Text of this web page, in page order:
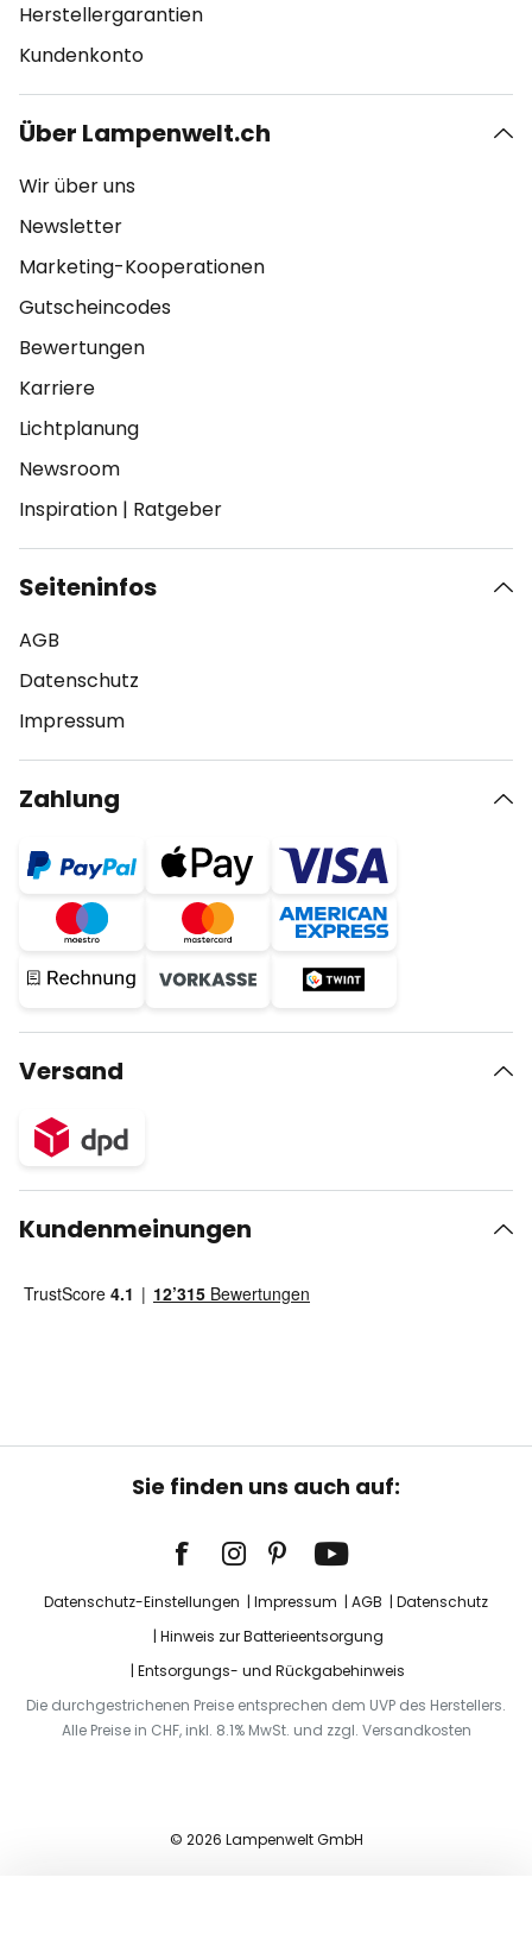
Herstellergarantien
Kundenkonto
Über Lampenwelt.ch
Wir über uns
Newsletter
Marketing-Kooperationen
Gutscheincodes
Bewertungen
Karriere
Lichtplanung
Newsroom
Inspiration | Ratgeber
Seiteninfos
AGB
Datenschutz
Impressum
Zahlung
Versand
Kundenmeinungen
Sie finden uns auch auf:
Datenschutz-Einstellungen Impressum AGB
Datenschutz
Hinweis zur Batterieentsorgung
Entsorgungs- und Rückgabehinweis
Die durchgestrichenen Preise entsprechen dem UVP des Herstellers.
Alle Preise in CHF, inkl. 8.1% MwSt. und zzgl. Versandkosten
© 2026 Lampenwelt GmbH